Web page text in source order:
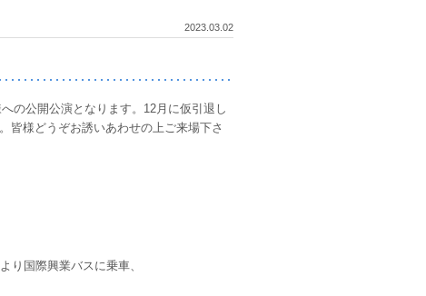
2023.03.02
の公開公演となります。12月に仮引退し
皆様どうぞお誘いあわせの上ご来場下さ
国際興業バスに乗車、